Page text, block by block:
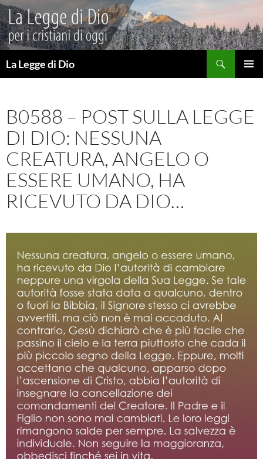
Vai
al
contenuto
La Legge di Dio
B0588 – POST SULLA LEGGE
DI DIO: NESSUNA
CREATURA, ANGELO O
ESSERE UMANO, HA
RICEVUTO DA DIO…